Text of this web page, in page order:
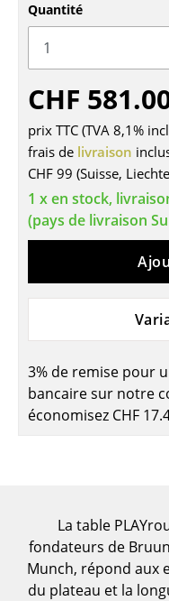
Bureaux &
Secrétaires &
Tables de
Tables hautes &
Tables enfants
Table de jardin
Pièces détachées
... voir toutes les
Rangements
Étagères &
Meubles TV
Caissons roulants
Quantité
CHF
prix TTC (TVA 8,1%
frais de livraison
CHF 99 (Suisse,
1 x en stock,
(pays de livraison
3% de remise pour
bancaire sur notre
économisez CHF
La table
fondateurs de
Munch, répond aux
du plateau et la